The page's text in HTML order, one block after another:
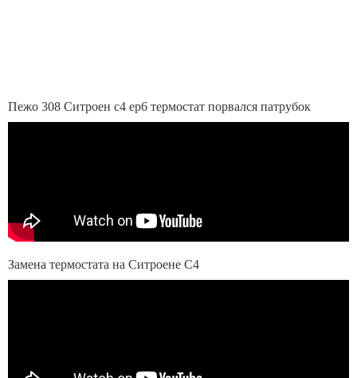
Пежо 308 Ситроен с4 ep6 термостат порвался патрубок
Замена термостата на Ситроене С4